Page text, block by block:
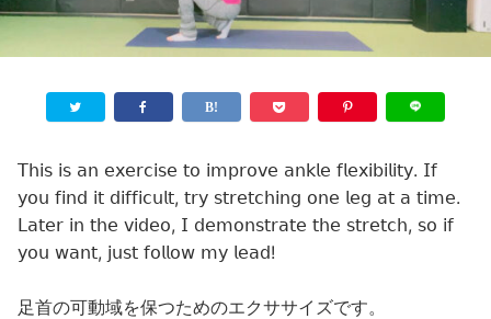
𝖳𝗁𝗂𝗌 𝗂𝗌 𝖺𝗇 𝖾𝗑𝖾𝗋𝖼𝗂𝗌𝖾 𝗍𝗈 𝗂𝗆𝗉𝗋𝗈𝗏𝖾 𝖺𝗇𝗄𝗅𝖾 𝖿𝗅𝖾𝗑𝗂𝖻𝗂𝗅𝗂𝗍𝗒. 𝖨𝖿
𝗒𝗈𝗎 𝖿𝗂𝗇𝖽 𝗂𝗍 𝖽𝗂𝖿𝖿𝗂𝖼𝗎𝗅𝗍, 𝗍𝗋𝗒 𝗌𝗍𝗋𝖾𝗍𝖼𝗁𝗂𝗇𝗀 𝗈𝗇𝖾 𝗅𝖾𝗀 𝖺𝗍 𝖺 𝗍𝗂𝗆𝖾.
𝖫𝖺𝗍𝖾𝗋 𝗂𝗇 𝗍𝗁𝖾 𝗏𝗂𝖽𝖾𝗈, 𝖨 𝖽𝖾𝗆𝗈𝗇𝗌𝗍𝗋𝖺𝗍𝖾 𝗍𝗁𝖾 𝗌𝗍𝗋𝖾𝗍𝖼𝗁, 𝗌𝗈 𝗂𝖿
𝗒𝗈𝗎 𝗐𝖺𝗇𝗍, 𝗃𝗎𝗌𝗍 𝖿𝗈𝗅𝗅𝗈𝗐 𝗆𝗒 𝗅𝖾𝖺𝖽!
足首の可動域を保つためのエクササイズです。